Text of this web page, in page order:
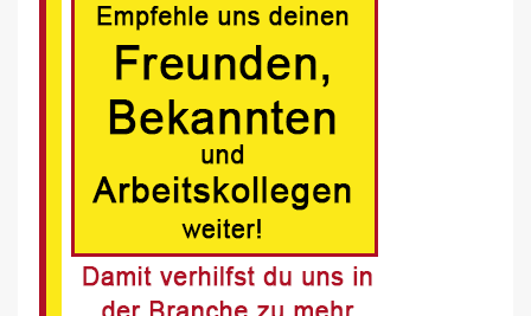
MAN Engines präsentiert nächste
Generation der bewährten Baureihe
BLAULICHT DE
Schwerverletzter Fussgänger nach
Unfall in Buer